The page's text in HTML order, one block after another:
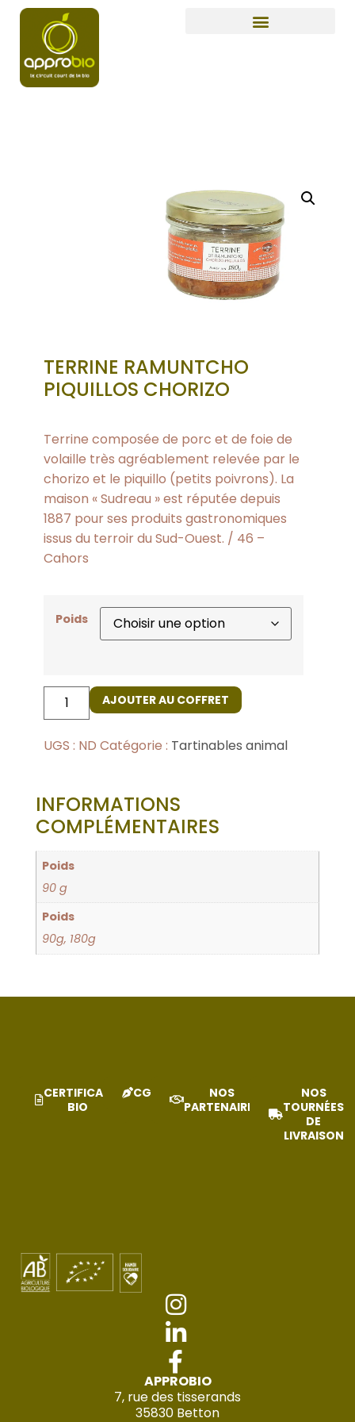
TERRINE RAMUNTCHO
PIQUILLOS CHORIZO
Terrine composée de porc et de foie de
volaille très agréablement relevée par le
chorizo et le piquillo (petits poivrons). La
maison « Sudreau » est réputée depuis
1887 pour ses produits gastronomiques
issus du terroir du Sud-Ouest. / 46 –
Cahors
Poids
AJOUTER AU COFFRET
UGS : ND Catégorie : Tartinables animal
INFORMATIONS
COMPLÉMENTAIRES
Poids
90 g
Poids
90g, 180g
CERTIFICAT
BIO
CGV
NOS
PARTENAIRES
NOS
TOURNÉES
DE
LIVRAISON
APPROBIO
7, rue des tisserands
35830 Betton